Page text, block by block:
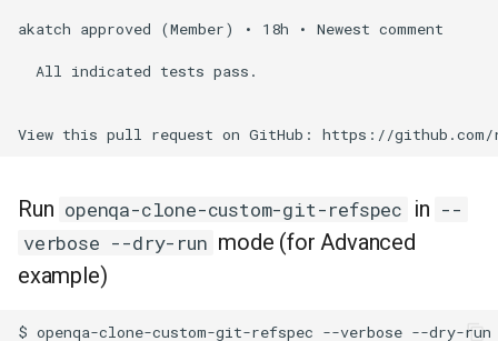
akatch approved (Member) • 18h • Newest comment
  All indicated tests pass.
Run openqa-clone-custom-git-refspec in --
verbose --dry-run mode (for Advanced
example)